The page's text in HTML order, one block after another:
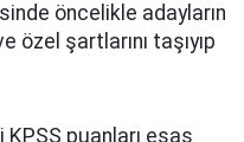
öncelikle adayların
özel şartlarını taşıyıp
puanları esas